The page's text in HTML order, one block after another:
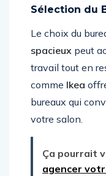
Sélection du
Le choix du
spacieux peut
travail tout en
comme Ikea
bureaux qui
votre salon.
Ça pourrait
agencer